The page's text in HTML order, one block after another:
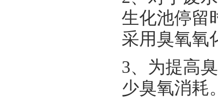
生化池停留
采用臭氧氧
3、为提高
少臭氧消耗